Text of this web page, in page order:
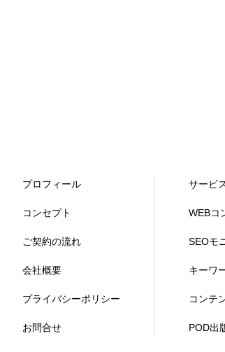
プロフィール
コンセプト
ご契約の流れ
会社概要
プライバシーポリシー
お問合せ
サービ
WEBコ
SEOモ
キーワ
コンテ
POD出